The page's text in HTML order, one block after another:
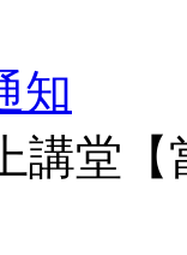
知
講堂